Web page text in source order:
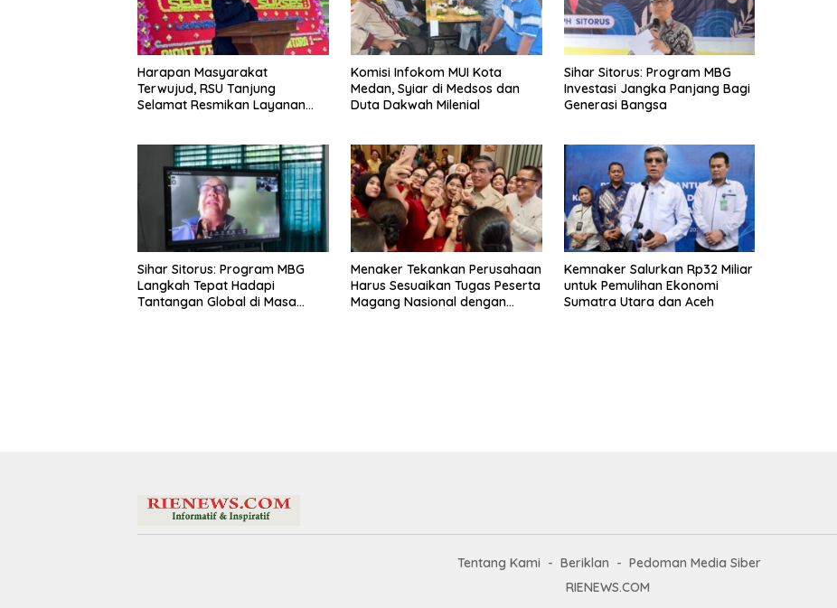
Harapan Masyarakat
Terwujud, RSU Tanjung
Selamat Resmikan Layanan
Komisi Infokom MUI Kota
Medan, Syiar di Medsos dan
Duta Dakwah Milenial
Sihar Sitorus: Program MBG
Investasi Jangka Panjang Bagi
Generasi Bangsa
Sihar Sitorus: Program MBG
Langkah Tepat Hadapi
Tantangan Global di Masa
Menaker Tekankan Perusahaan
Harus Sesuaikan Tugas Peserta
Magang Nasional dengan
Kemnaker Salurkan Rp32 Miliar
untuk Pemulihan Ekonomi
Sumatra Utara dan Aceh
Tentang Kami Beriklan
Pedoman Media Siber
RIENEWS.COM